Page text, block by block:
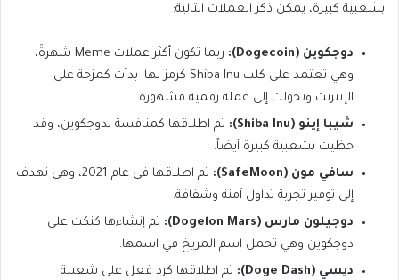
بشعبية كبيرة، يمكن ذكر العملات التالية:
دوجكوين (Dogecoin):
ربما تكون أكثر عملات Meme شهرةً،
وهي تعتمد على كلب Shiba Inu كرمز لها. بدأت كمزحة على
الإنترنت وتحولت إلى عملة رقمية مشهورة.
شيبا إينو (Shiba Inu):
تم اطلاقها كمنافسة لدوجكوين، وقد
حظيت بشعبية كبيرة أيضاً.
سافي مون (SafeMoon):
تم اطلاقها في عام 2021، وهي تهدف
إلى توفير تجربة تداول آمنة وشفافة.
دوجيلون مارس (Dogelon Mars):
تم إنشاءها كنكت على
دوجكوين وهي تحمل اسم المريخ في اسمها.
ديسي (Doge Dash):
تم اطلاقها كرد فعل على شعبية